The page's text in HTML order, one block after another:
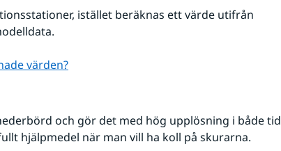
istället beräknas ett värde utifrån
värden?
och gör det med hög upplösning i både tid
hjälpmedel när man vill ha koll på skurarna.